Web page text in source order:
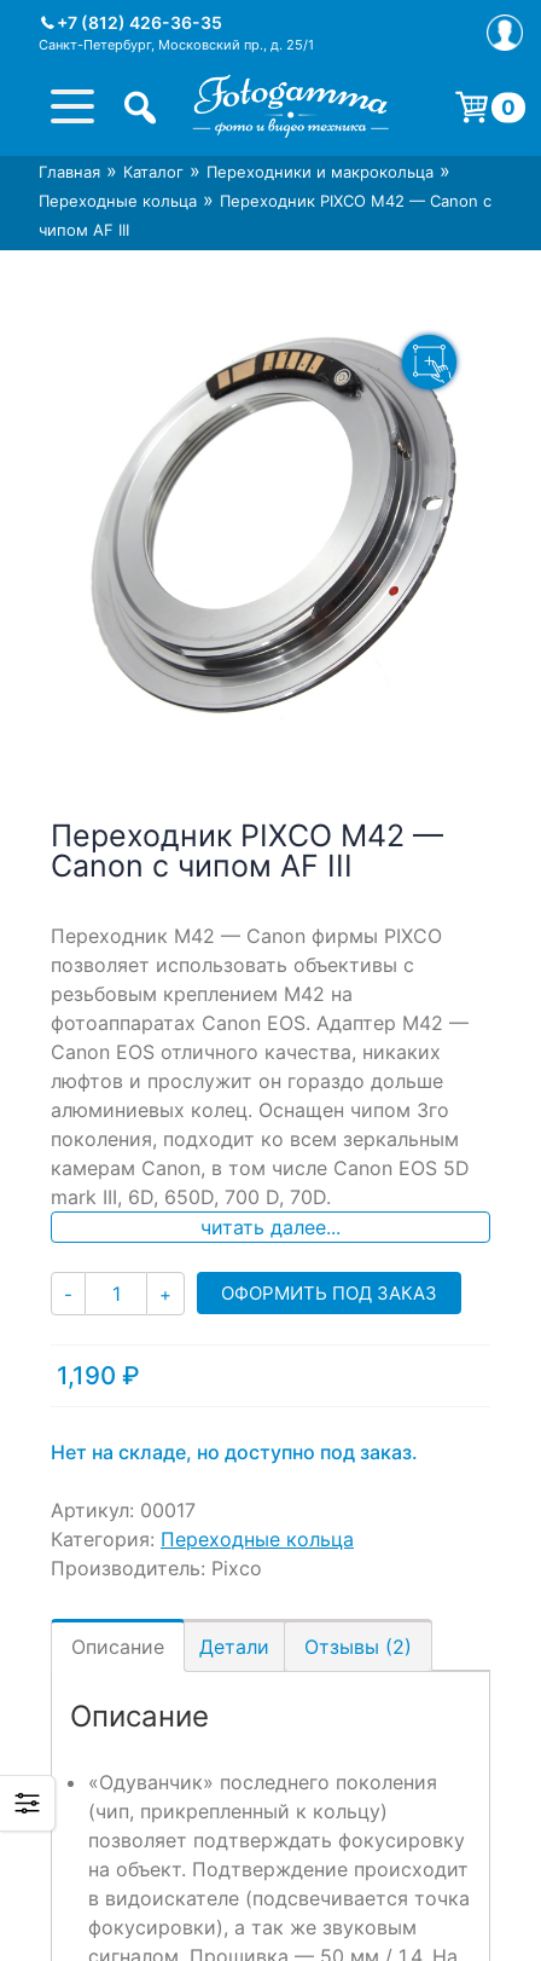
+7 (812) 426-36-35
Санкт-Петербург, Московский пр., д. 25/1
Интернет-магазин фототехники
Foto-Gamma в СПб
Магазин фотоаксессуаров foto-
gamma.ru
0
Корзина пуста.
Главная » Каталог » Переходники и макрокольца »
Переходные кольца » Переходник PIXCO M42 — Canon с
чипом AF III
Переходник PIXCO M42 —
Canon с чипом AF III
Переходник М42 — Canon фирмы PIXCO
позволяет использовать объективы с
резьбовым креплением М42 на
фотоаппаратах Canon EOS. Адаптер M42 —
Canon EOS отличного качества, никаких
люфтов и прослужит он гораздо дольше
алюминиевых колец. Оснащен чипом 3го
поколения, подходит ко всем зеркальным
камерам Canon, в том числе Canon EOS 5D
mark III, 6D, 650D, 700 D, 70D.
читать далее...
- Количество
+ ОФОРМИТЬ ПОД ЗАКАЗ
1,190 ₽
Нет на складе, но доступно под заказ.
Артикул: 00017
Категория: Переходные кольца
Производитель: Pixco
Описание Детали Отзывы (2)
Описание
«Одуванчик» последнего поколения
(чип, прикрепленный к кольцу)
позволяет подтверждать фокусировку
на объект. Подтверждение происходит
в видоискателе (подсвечивается точка
фокусировки), а так же звуковым